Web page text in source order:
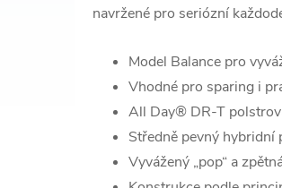
navržené pro seriózní
Model Balance pro
Vhodné pro sparing i
All Day® DR-T
Středně pevný hybridní
Vyvážený „pop“ a